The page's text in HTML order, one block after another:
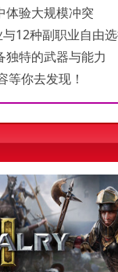
体验大规模冲突
12种副职业自由选
独特的武器与能力
你去发现！